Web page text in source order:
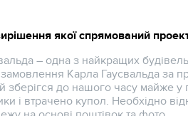
якої спрямований
– одна з найкращих
Карла Гаусвальда за
зберігся до нашого часу майже
і втрачено купол. Необхідно